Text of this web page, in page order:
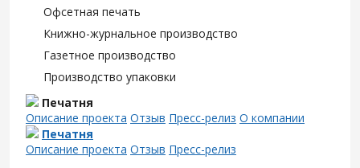
Офсетная печать
Книжно-журнальное производство
Газетное производство
Производство упаковки
Печатня
Описание проекта Отзыв Пресс-релиз О компании
Печатня
Описание проекта Отзыв Пресс-релиз